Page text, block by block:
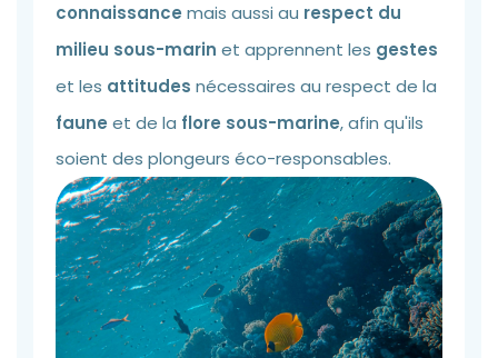
connaissance mais aussi au respect du
milieu sous-marin et apprennent les gestes
et les attitudes nécessaires au respect de la
faune et de la flore sous-marine, afin qu'ils
soient des plongeurs éco-responsables.